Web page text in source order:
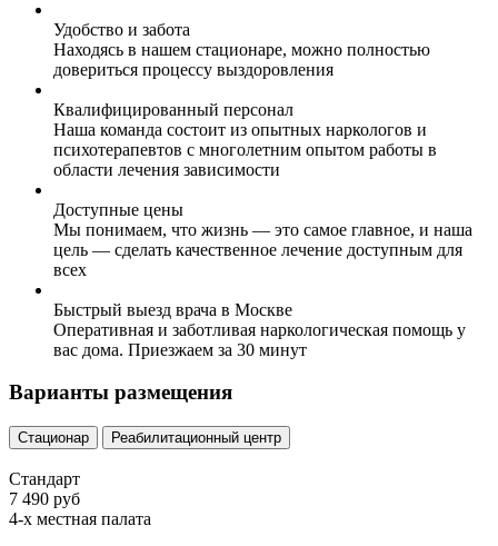
Удобство и забота
Находясь в нашем стационаре, можно полностью
довериться процессу выздоровления
Квалифицированный персонал
Наша команда состоит из опытных наркологов и
психотерапевтов с многолетним опытом работы в
области лечения зависимости
Доступные цены
Мы понимаем, что жизнь — это самое главное, и наша
цель — сделать качественное лечение доступным для
всех
Быстрый выезд врача в Москве
Оперативная и заботливая наркологическая помощь у
вас дома. Приезжаем за 30 минут
Варианты размещения
Стационар Реабилитационный центр
Стандарт
7 490 руб
4-х местная палата